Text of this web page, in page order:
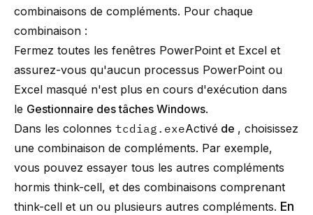
combinaisons de compléments. Pour chaque
combinaison :
Fermez toutes les fenêtres PowerPoint et Excel et
assurez-vous qu'aucun processus PowerPoint ou
Excel masqué n'est plus en cours d'exécution dans
le Gestionnaire des tâches Windows.
Dans les colonnes tcdiag.exeActivé de , choisissez
une combinaison de compléments. Par exemple,
vous pouvez essayer tous les autres compléments
hormis think-cell, et des combinaisons comprenant
think-cell et un ou plusieurs autres compléments. En